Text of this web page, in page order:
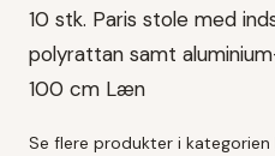
10 stk. Paris stole med
polyrattan samt
100 cm Læn
Se flere produkter i kategorien